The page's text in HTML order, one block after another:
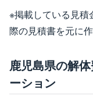
※掲載している見積
際の見積書を元に
鹿児島県の解
ーション